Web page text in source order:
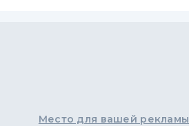
Место для вашей рекламы